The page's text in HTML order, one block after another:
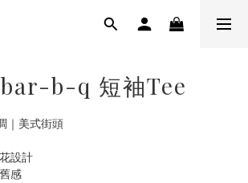
b-q 短袖Tee
｜美式街頭
設計
感